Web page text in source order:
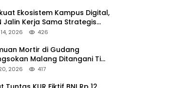
Ekosistem Kampus Digital,
Jalin Kerja Sama Strategis
UNAIR
2026 426
Mortir di Gudang
Malang Ditangani Tim
Polda Jatim
2026 417